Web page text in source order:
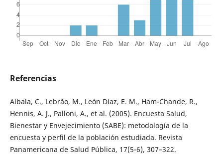
Referencias
Albala, C., Lebrão, M., León Díaz, E. M., Ham-Chande, R.,
Hennis, A. J., Palloni, A., et al. (2005). Encuesta Salud,
Bienestar y Envejecimiento (SABE): metodología de la
encuesta y perfil de la población estudiada. Revista
Panamericana de Salud Pública, 17(5-6), 307–322.